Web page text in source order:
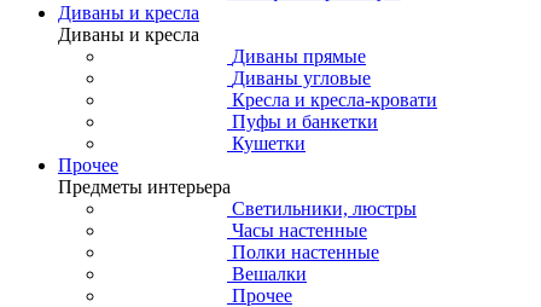
Диваны и кресла
Диваны и кресла
Диваны прямые
Диваны угловые
Кресла и кресла-кровати
Пуфы и банкетки
Кушетки
Прочее
Предметы интерьера
Светильники, люстры
Часы настенные
Полки настенные
Вешалки
Прочее